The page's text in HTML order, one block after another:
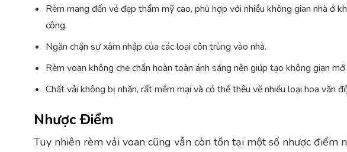
Rèm mang đến vẻ đẹp thẩm mỹ cao, phù hợp với nhiều không gian nhà ở
công.
Ngăn chặn sự xâm nhập của các loại côn trùng vào nhà.
Rèm voan không che chắn hoàn toàn ánh sáng nên giúp tạo không gian
Chất vải không bị nhăn, rất mềm mại và có thể thêu vẽ nhiều loại hoa văn
Nhược Điểm
Tuy nhiên rèm vải voan cũng vẫn còn tồn tại một số nhược điểm